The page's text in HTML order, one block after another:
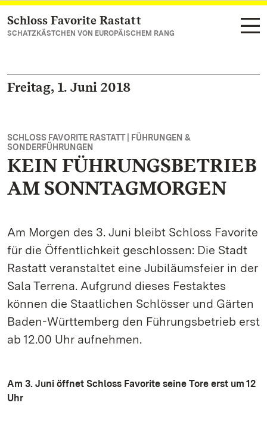
Zum Hauptinhalt springen
Schloss Favorite Rastatt
SCHATZKÄSTCHEN VON EUROPÄISCHEM RANG
Freitag, 1. Juni 2018
SCHLOSS FAVORITE RASTATT | FÜHRUNGEN &
SONDERFÜHRUNGEN
KEIN FÜHRUNGSBETRIEB
AM SONNTAGMORGEN
Am Morgen des 3. Juni bleibt Schloss Favorite
für die Öffentlichkeit geschlossen: Die Stadt
Rastatt veranstaltet eine Jubiläumsfeier in der
Sala Terrena. Aufgrund dieses Festaktes
können die Staatlichen Schlösser und Gärten
Baden-Württemberg den Führungsbetrieb erst
ab 12.00 Uhr aufnehmen.
Am 3. Juni öffnet Schloss Favorite seine Tore erst um 12
Uhr